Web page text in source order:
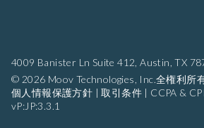
4009 Banister Ln Suite 412, Austin, TX
© 2026 Moov Technologies, Inc.全権利所
個人情報保護方針 |取引条件 | CCPA &
vP:JP:3.3.1